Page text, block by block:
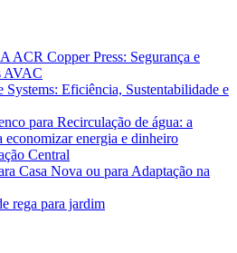
ACR Copper Press: Segurança e
AVAC
Eficiência, Sustentabilidade e
para Recirculação de água: a
economizar energia e dinheiro
Central
Casa Nova ou para Adaptação na
rega para jardim